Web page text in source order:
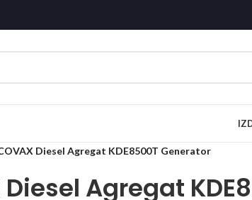
Diesel Agregat KDE8500T Generator
Diesel Agregat